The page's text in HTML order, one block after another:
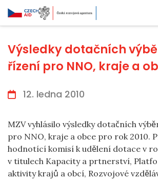
Výsledky dotačních
řízení pro NNO, kraje a
12. ledna 2010
MZV vyhlásilo výsledky dotačních
pro NNO, kraje a obce pro rok 2010.
hodnotící komisí k udělení dotace v
v titulech Kapacity a prtnerství,
aktivity krajů a obcí, Rozvojové